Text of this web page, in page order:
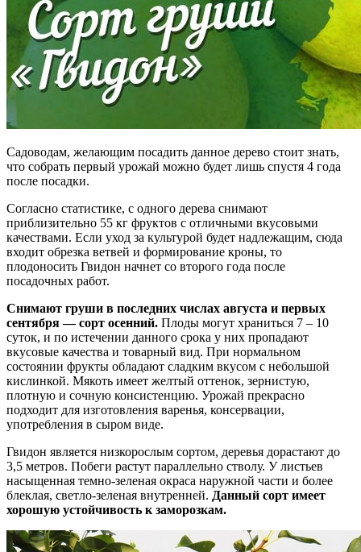
Садоводам, желающим посадить данное дерево стоит знать,
что собрать первый урожай можно будет лишь спустя 4 года
после посадки.
Согласно статистике, с одного дерева снимают
приблизительно 55 кг фруктов с отличными вкусовыми
качествами. Если уход за культурой будет надлежащим, сюда
входит обрезка ветвей и формирование кроны, то
плодоносить Гвидон начнет со второго года после
посадочных работ.
Снимают груши в последних числах августа и первых
сентября — сорт осенний. Плоды могут храниться 7 – 10
суток, и по истечении данного срока у них пропадают
вкусовые качества и товарный вид. При нормальном
состоянии фрукты обладают сладким вкусом с небольшой
кислинкой. Мякоть имеет желтый оттенок, зернистую,
плотную и сочную консистенцию. Урожай прекрасно
подходит для изготовления варенья, консервации,
употребления в сыром виде.
Гвидон является низкорослым сортом, деревья дорастают до
3,5 метров. Побеги растут параллельно стволу. У листьев
насыщенная темно-зеленая окраса наружной части и более
блеклая, светло-зеленая внутренней. Данный сорт имеет
хорошую устойчивость к заморозкам.